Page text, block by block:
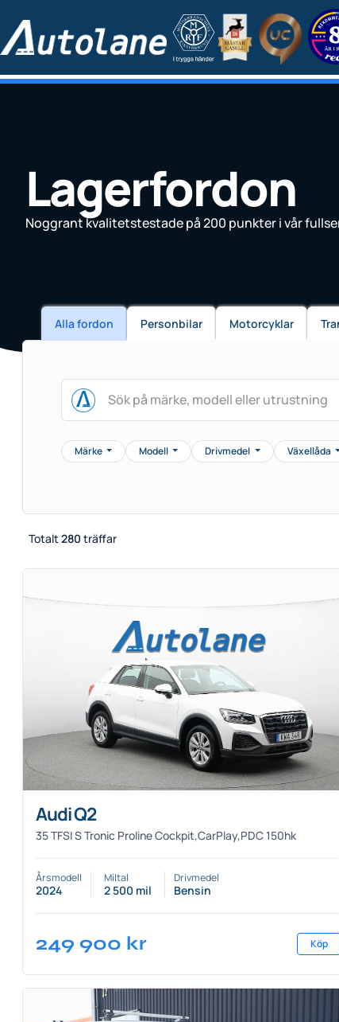
Lagerfordon
Noggrant kvalitetstestade på 200 punkter i vår
Alla fordon Personbilar Motorcyklar
Märke Modell Drivmedel Växellåda
Totalt280 träffar
Audi Q2
35 TFSI S Tronic Proline Cockpit,CarPlay,PDC 150hk
Årsmodell
2024
Miltal
2 500 mil
Drivmedel
Bensin
249 900 kr Köp